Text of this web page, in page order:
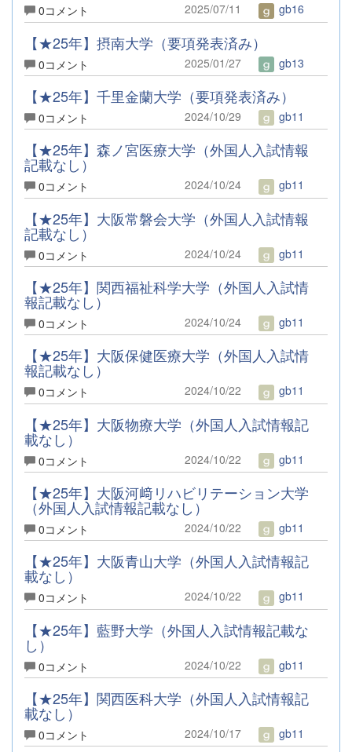
0コメント 2025/07/11 gb16
【★25年】摂南大学（要項発表済み）
0コメント 2025/01/27 gb13
【★25年】千里金蘭大学（要項発表済み）
0コメント 2024/10/29 gb11
【★25年】森ノ宮医療大学（外国人入試情報
記載なし）
0コメント 2024/10/24 gb11
【★25年】大阪常磐会大学（外国人入試情報
記載なし）
0コメント 2024/10/24 gb11
【★25年】関西福祉科学大学（外国人入試情
報記載なし）
0コメント 2024/10/24 gb11
【★25年】大阪保健医療大学（外国人入試情
報記載なし）
0コメント 2024/10/22 gb11
【★25年】大阪物療大学（外国人入試情報記
載なし）
0コメント 2024/10/22 gb11
【★25年】大阪河﨑リハビリテーション大学
（外国人入試情報記載なし）
0コメント 2024/10/22 gb11
【★25年】大阪青山大学（外国人入試情報記
載なし）
0コメント 2024/10/22 gb11
【★25年】藍野大学（外国人入試情報記載な
し）
0コメント 2024/10/22 gb11
【★25年】関西医科大学（外国人入試情報記
載なし）
0コメント 2024/10/17 gb11